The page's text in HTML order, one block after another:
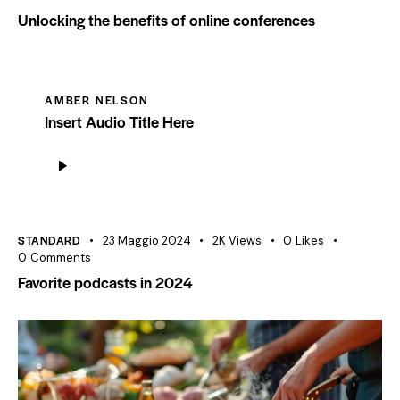
Unlocking the benefits of online conferences
AMBER NELSON
Insert Audio Title Here
Player
STANDARD 23 Maggio 2024 2K Views 0 Likes
0 Comments
Favorite podcasts in 2024